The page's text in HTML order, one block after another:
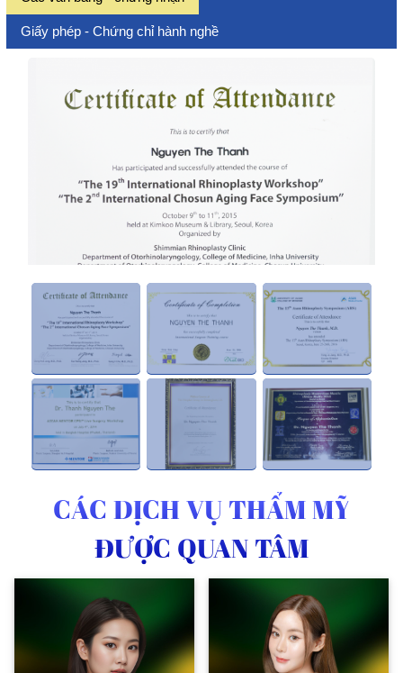
Giấy phép - Chứng chỉ hành nghề
CÁC DỊCH VỤ THẨM MỸ
ĐƯỢC QUAN TÂM